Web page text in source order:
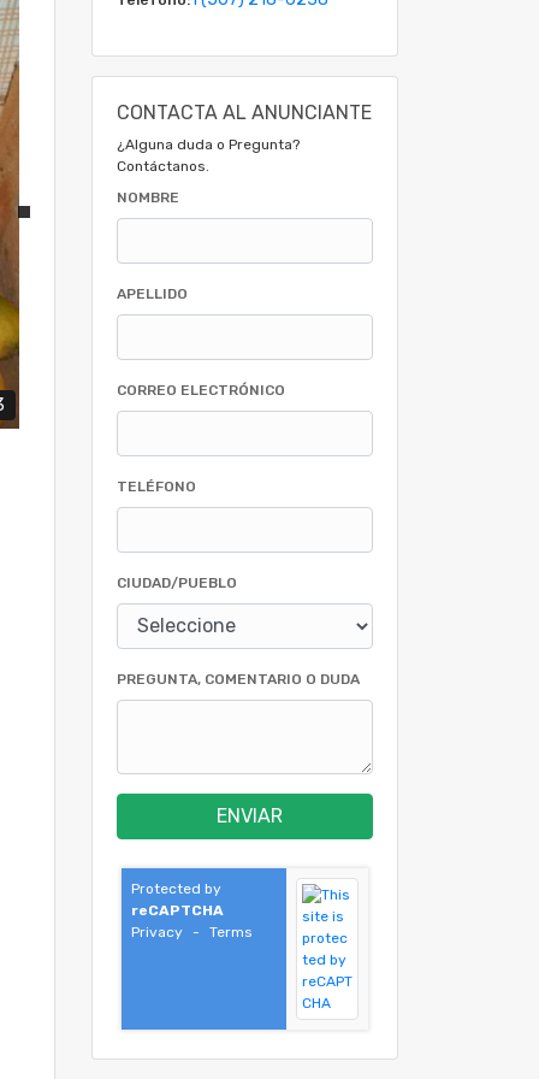
CONTACTA AL ANUNCIANTE
¿Alguna duda o Pregunta?
Contáctanos.
NOMBRE
APELLIDO
CORREO ELECTRÓNICO
TELÉFONO
CIUDAD/PUEBLO
PREGUNTA, COMENTARIO O DUDA
ENVIAR
Protected by
reCAPTCHA
Privacy
- Terms